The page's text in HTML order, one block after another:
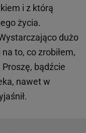
i z którą
życia.
dużo
to, co zrobiłem,
bądźcie
nawet w